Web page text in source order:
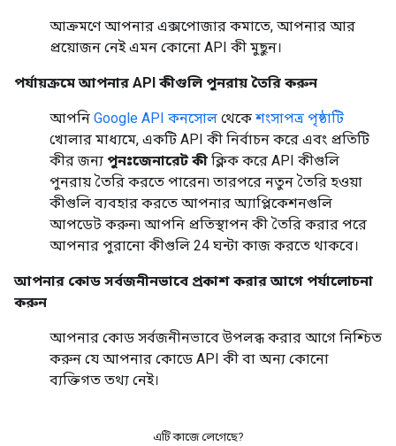
আক্রমণে আপনার এক্সপোজার কমাতে, আপনার আর
প্রয়োজন নেই এমন কোনো API কী মুছুন।
পর্যায়ক্রমে আপনার API কীগুলি পুনরায় তৈরি করুন
আপনি Google API কনসোল থেকেশংসাপত্র পৃষ্ঠাটি
খোলার মাধ্যমে, একটি API কী নির্বাচন করে এবং প্রতিটি
কীর জন্য পুনঃজেনারেট কী ক্লিক করে API কীগুলি
পুনরায় তৈরি করতে পারেন৷ তারপরে নতুন তৈরি হওয়া
কীগুলি ব্যবহার করতে আপনার অ্যাপ্লিকেশনগুলি
আপডেট করুন৷ আপনি প্রতিস্থাপন কী তৈরি করার পরে
আপনার পুরানো কীগুলি 24 ঘন্টা কাজ করতে থাকবে।
আপনার কোড সর্বজনীনভাবে প্রকাশ করার আগে পর্যালোচনা
করুন
আপনার কোড সর্বজনীনভাবে উপলব্ধ করার আগে নিশ্চিত
করুন যে আপনার কোডে API কী বা অন্য কোনো
ব্যক্তিগত তথ্য নেই।
এটি কাজে লেগেছে?